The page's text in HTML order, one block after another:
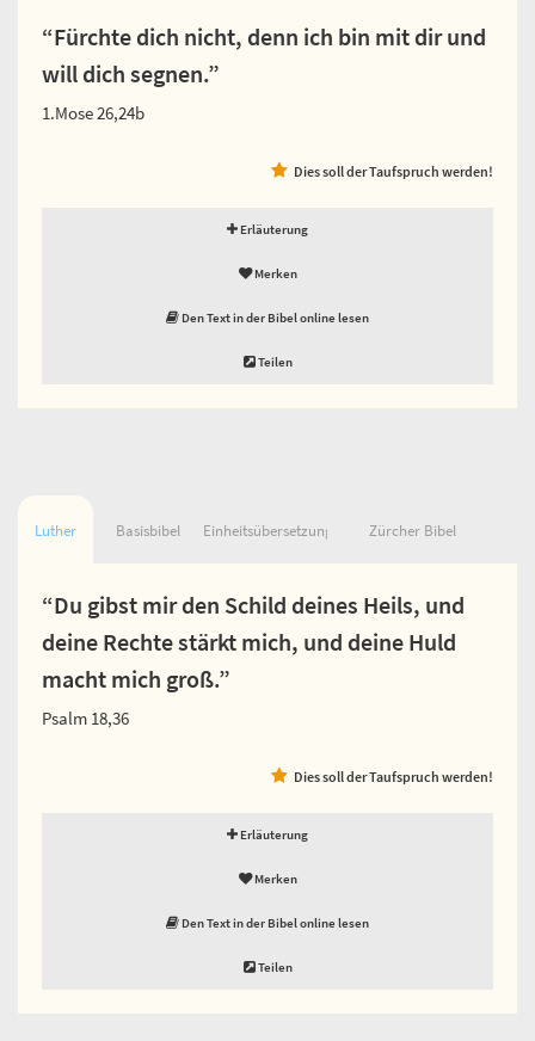
“Fürchte dich nicht, denn ich bin mit dir und
will dich segnen.”
1.Mose 26,24b
Dies soll der Taufspruch werden!
Erläuterung
Merken
Den Text in der Bibel online lesen
Teilen
Luther Basisbibel Einheitsübersetzung Zürcher Bibel
“Du gibst mir den Schild deines Heils, und
deine Rechte stärkt mich, und deine Huld
macht mich groß.”
Psalm 18,36
Dies soll der Taufspruch werden!
Erläuterung
Merken
Den Text in der Bibel online lesen
Teilen